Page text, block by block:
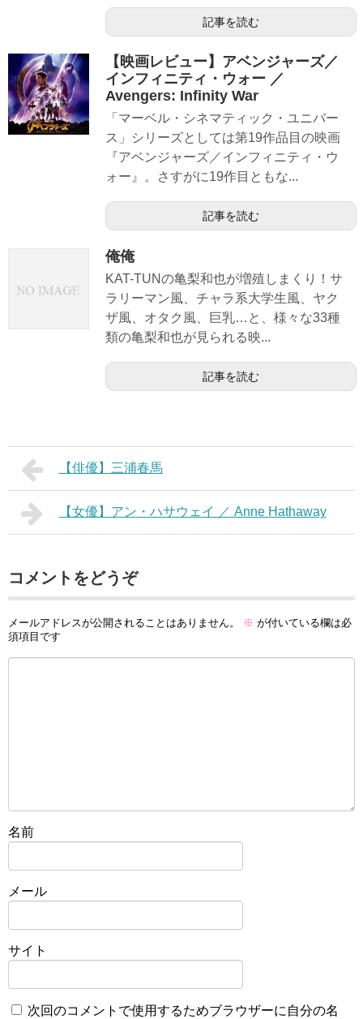
記事を読む
【映画レビュー】アベンジャーズ／
インフィニティ・ウォー ／
Avengers: Infinity War
「マーベル・シネマティック・ユニバー
ス」シリーズとしては第19作品目の映画
『アベンジャーズ／インフィニティ・ウ
ォー』。さすがに19作目ともな...
記事を読む
俺俺
KAT-TUNの亀梨和也が増殖しまくり！サ
ラリーマン風、チャラ系大学生風、ヤク
ザ風、オタク風、巨乳…と、様々な33種
類の亀梨和也が見られる映...
記事を読む
【俳優】三浦春馬
【女優】アン・ハサウェイ ／ Anne Hathaway
コメントをどうぞ
メールアドレスが公開されることはありません。 ※ が付いている欄は必
須項目です
名前
メール
サイト
次回のコメントで使用するためブラウザーに自分の名